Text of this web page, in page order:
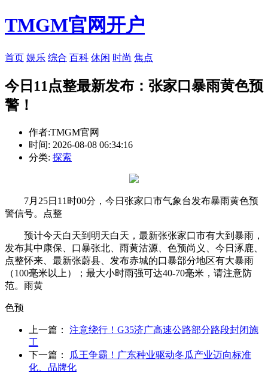
TMGM官网开户
首页 娱乐 综合 百科 休闲 时尚 焦点
今日11点整最新发布：张家口暴雨黄色预
警！
作者:TMGM官网
时间: 2026-08-08 06:34:16
分类: 探索
7月25日11时00分，今日张家口市气象台发布暴雨黄色预
警信号。点整
预计今天白天到明天白天，最新张张家口市有大到暴雨，
发布其中康保、口暴张北、雨黄沽源、色预尚义、今日涿鹿、
点整怀来、最新张蔚县、发布赤城的口暴部分地区有大暴雨
（100毫米以上）；最大小时雨强可达40-70毫米，请注意防
范。雨黄
色预
上一篇： 注意绕行！G35济广高速公路部分路段封闭施
工
下一篇：
瓜王争霸！广东种业驱动冬瓜产业迈向标准
化、品牌化